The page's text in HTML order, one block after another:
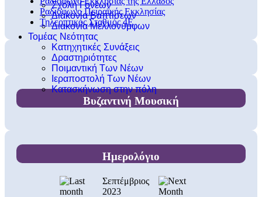
Σχολή Γονέων
Διακονία Βαπτίσεων
Διακονία Μελλονύμφων
Τομέας Νεότητας
Κατηχητικές Συνάξεις
Δραστηριότητες
Ποιμαντική Των Νέων
Ιεραποστολή Των Νέων
Κατασκήνωση στην πόλη
Ραδιόφωνο Πειραϊκής Εκκλησίας
Τηλεοπτικός Σταθμός 4Ε
Βυζαντινή Μουσική
Ημερολόγιο
Σεπτέμβριος
2023